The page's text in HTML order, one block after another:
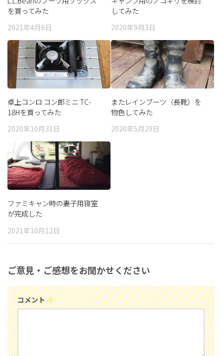
を買ってみた
2021年4月6日
してみた
2020年9月3日
卓上コンロ コン郎ミニ TC-
18Hを買ってみた
2020年10月31日
またレインブーツ（長靴）を
物色してみた
2020年5月29日
ファミキャン時の妻子用寝室
が完成した
2021年10月12日
ご意見・ご感想をお聞かせください
コメント※